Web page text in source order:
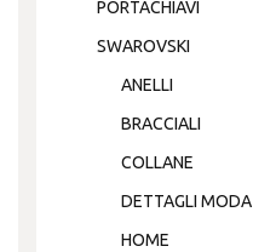
PORTACHIAVI
SWAROVSKI
ANELLI
BRACCIALI
COLLANE
DETTAGLI MODA
HOME